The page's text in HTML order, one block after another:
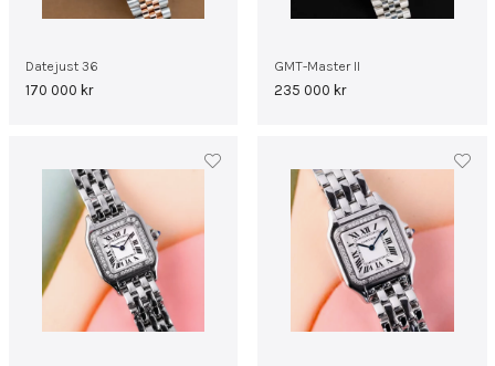
Datejust 36
170 000 kr
GMT-Master II
235 000 kr